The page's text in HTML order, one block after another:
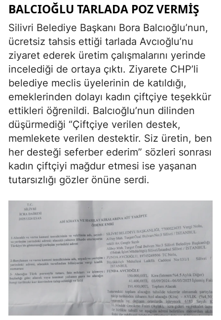
BALCIOĞLU TARLADA POZ VERMIŞ
Silivri Belediye Başkanı Bora Balcıoğlu’nun,
ücretsiz tahsis ettiği tarlada Avcıoğlu’nu
ziyaret ederek üretim çalışmalarını yerinde
incelediği de ortaya çıktı. Ziyarete CHP’li
belediye meclis üyelerinin de katıldığı,
emeklerinden dolayı kadın çiftçiye teşekkür
ettikleri öğrenildi. Balcıoğlu’nun dilinden
düşürmediği “Çiftçiye verilen destek,
memlekete verilen destektir. Siz üretin, ben
her desteği seferber ederim” sözleri sonrası
kadın çiftçiyi mağdur etmesi ise yaşanan
tutarsızlığı gözler önüne serdi.